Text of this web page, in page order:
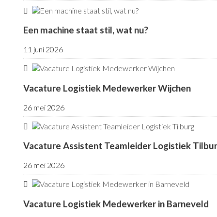
Een machine staat stil, wat nu?
11 juni 2026
Vacature Logistiek Medewerker Wijchen
26 mei 2026
Vacature Assistent Teamleider Logistiek
26 mei 2026
Vacature Logistiek Medewerker in Barneveld